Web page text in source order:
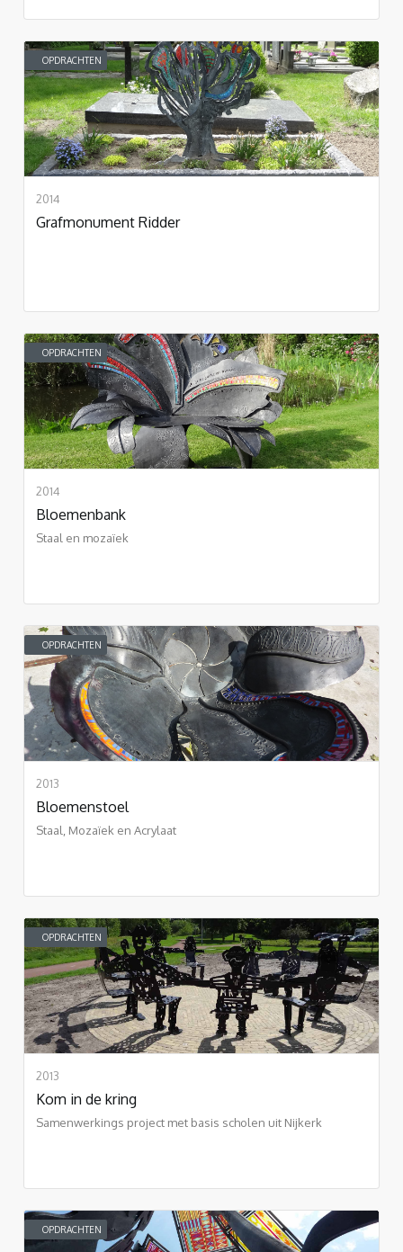
OPDRACHTEN
2014
Grafmonument Ridder
OPDRACHTEN
2014
Bloemenbank
Staal en mozaïek
OPDRACHTEN
2013
Bloemenstoel
Staal, Mozaïek en Acrylaat
OPDRACHTEN
2013
Kom in de kring
Samenwerkings project met basis scholen uit Nijkerk
OPDRACHTEN